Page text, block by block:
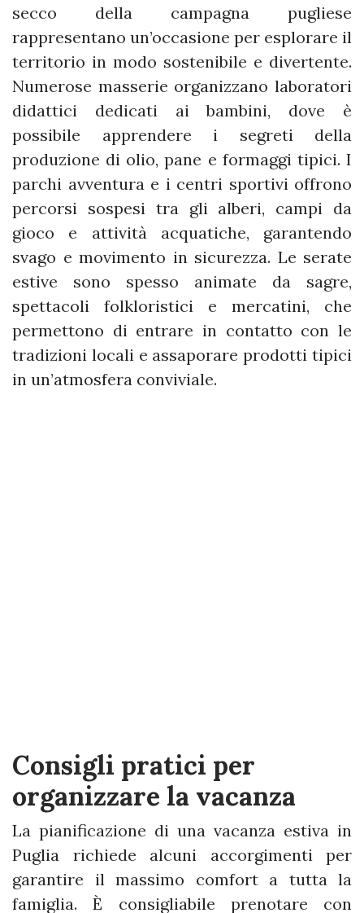
secco della campagna pugliese
rappresentano un’occasione per esplorare il
territorio in modo sostenibile e divertente.
Numerose masserie organizzano laboratori
didattici dedicati ai bambini, dove è
possibile apprendere i segreti della
produzione di olio, pane e formaggi tipici. I
parchi avventura e i centri sportivi offrono
percorsi sospesi tra gli alberi, campi da
gioco e attività acquatiche, garantendo
svago e movimento in sicurezza. Le serate
estive sono spesso animate da sagre,
spettacoli folkloristici e mercatini, che
permettono di entrare in contatto con le
tradizioni locali e assaporare prodotti tipici
in un’atmosfera conviviale.
Consigli pratici per
organizzare la vacanza
La pianificazione di una vacanza estiva in
Puglia richiede alcuni accorgimenti per
garantire il massimo comfort a tutta la
famiglia. È consigliabile prenotare con